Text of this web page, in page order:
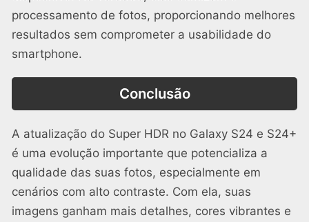
processamento de fotos, proporcionando melhores
resultados sem comprometer a usabilidade do
smartphone.
Conclusão
A atualização do Super HDR no Galaxy S24 e S24+
é uma evolução importante que potencializa a
qualidade das suas fotos, especialmente em
cenários com alto contraste. Com ela, suas
imagens ganham mais detalhes, cores vibrantes e